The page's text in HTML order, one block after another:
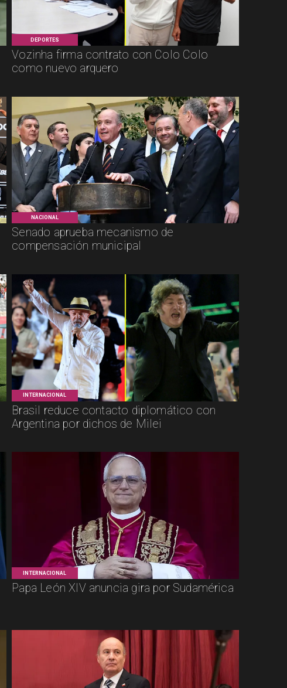
DEPORTES
Vozinha firma contrato con Colo Colo
como nuevo arquero
NACIONAL
Senado aprueba mecanismo de
compensación municipal
INTERNACIONAL
Brasil reduce contacto diplomático con
Argentina por dichos de Milei
INTERNACIONAL
Papa León XIV anuncia gira por Sudamérica